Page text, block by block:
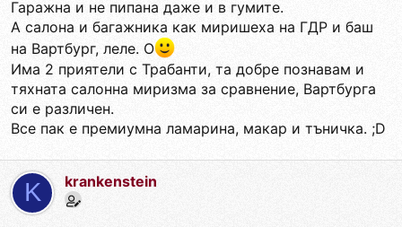
Гаражна и не пипана даже и в гумите.
А салона и багажника как миришеха на ГДР и баш
на Вартбург, леле. O
Има 2 приятели с Трабанти, та добре познавам и
тяхната салонна миризма за сравнение, Вартбурга
си е различен.
Все пак е премиумна ламарина, макар и тъничка. ;D
K krankenstein